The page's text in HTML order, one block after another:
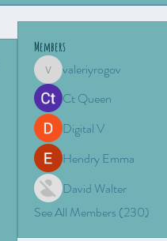
Members
valeriyrogov
valeriyrogov
Ct Queen
Digital V
Hendry Emma
David Walter
See All Members (230)